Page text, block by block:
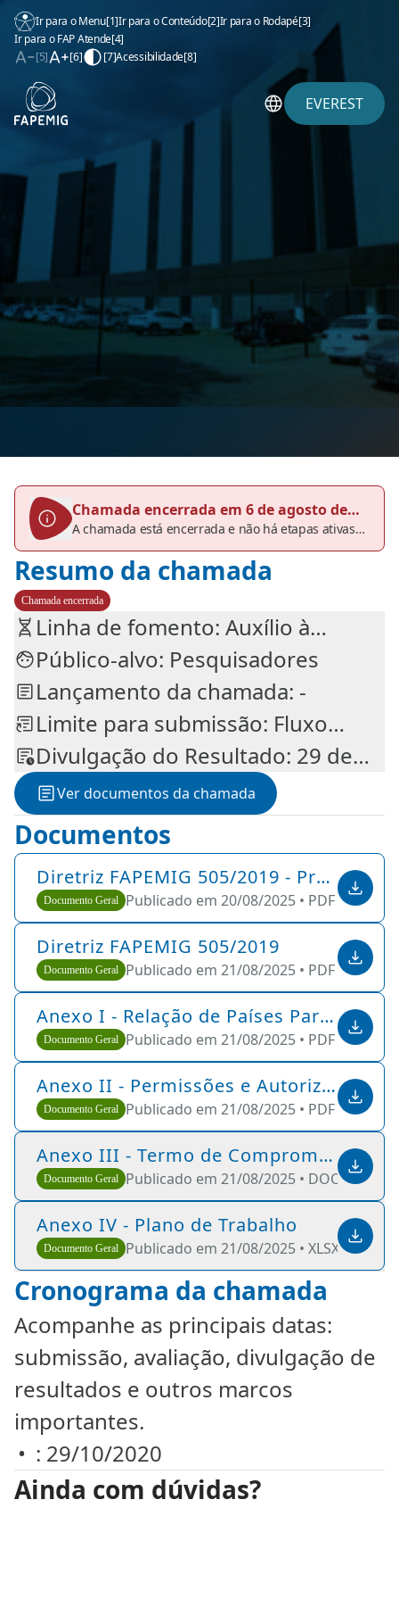
Ir para o Menu[1]Ir para o Conteúdo[2]Ir para o Rodapé[3]
Ir para o FAP Atende[4]
[5]
[6] [7]Acessibilidade[8]
EVEREST
Chamada encerrada em 6 de agosto de
2026
A chamada está encerrada e não há etapas ativas
no momento. Consulte o histórico, se necessário.
Resumo da chamada
Chamada encerrada
Linha de fomento: Auxílio à
Divulgação Científica, Auxílio à
Inovação, Auxílio à Pesquisa
Público-alvo: Pesquisadores
Lançamento da chamada: -
Limite para submissão: Fluxo
contínuo
Divulgação do Resultado: 29 de
out. de 2020 (prev.)
Ver documentos da chamada
Documentos
Diretriz FAPEMIG 505/2019 - Propostas Não Recomendadas
Documento Geral Publicado em 20/08/2025 • PDF •30 KB
Diretriz FAPEMIG 505/2019
Documento Geral Publicado em 21/08/2025 • PDF •214 KB
Anexo I - Relação de Países Participantes da Chamada CONFAP/BiodivERsA 2019/2020
Documento Geral Publicado em 21/08/2025 • PDF •76 KB
Anexo II - Permissões e Autorizações Especiais de caráter ético ou legal
Documento Geral Publicado em 21/08/2025 • PDF •75 KB
Anexo III - Termo de Compromisso da
Documento Geral Publicado em 21/08/2025 • DOCX •45 KB
Anexo IV - Plano de Trabalho
Documento Geral Publicado em 21/08/2025 • XLSX •28 KB
Cronograma da chamada
Acompanhe as principais datas:
submissão, avaliação, divulgação de
resultados e outros marcos
importantes.
: 29/10/2020
Ainda com dúvidas?